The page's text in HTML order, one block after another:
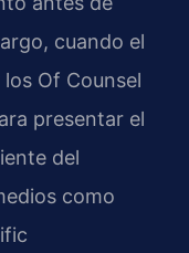
cuando el
Of Counsel
presentar el
del
como